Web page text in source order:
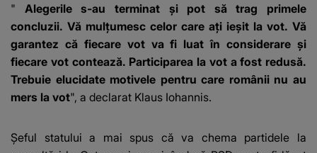
" Alegerile s-au terminat și pot să trag primele
concluzii. Vă mulțumesc celor care ați ieșit la vot. Vă
garantez că fiecare vot va fi luat în considerare și
fiecare vot contează. Participarea la vot a fost redusă.
Trebuie elucidate motivele pentru care românii nu au
mers la vot", a declarat Klaus Iohannis.
Șeful statului a mai spus căva chema partidele la